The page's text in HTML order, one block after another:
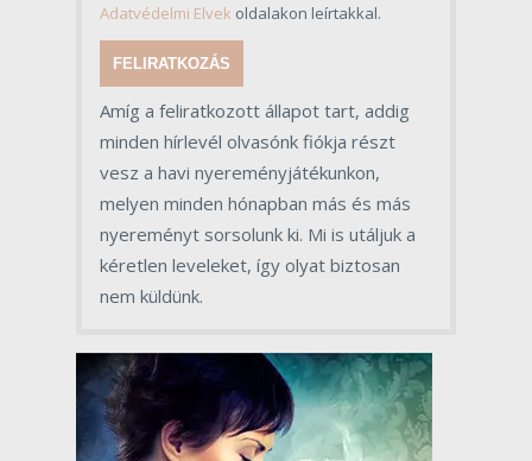
Adatvédelmi Elvek oldalakon leírtakkal.
FELIRATKOZÁS
Amíg a feliratkozott állapot tart, addig
minden hírlevél olvasónk fiókja részt
vesz a havi nyereményjátékunkon,
melyen minden hónapban más és más
nyereményt sorsolunk ki. Mi is utáljuk a
kéretlen leveleket, így olyat biztosan
nem küldünk.